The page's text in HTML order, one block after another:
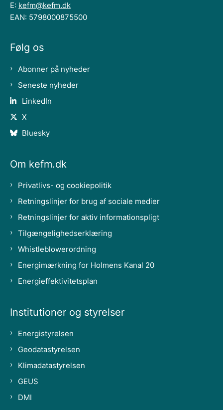
E: kefm@kefm.dk
EAN: 5798000875500
Følg os
Abonner på nyheder
Seneste nyheder
LinkedIn
X
Bluesky
Om kefm.dk
Privatlivs- og cookiepolitik
Retningslinjer for brug af sociale medier
Retningslinjer for aktiv informationspligt
Tilgængelighedserklæring
Whistleblowerordning
Energimærkning for Holmens Kanal 20
Energieffektivitetsplan
Institutioner og styrelser
Energistyrelsen
Geodatastyrelsen
Klimadatastyrelsen
GEUS
DMI